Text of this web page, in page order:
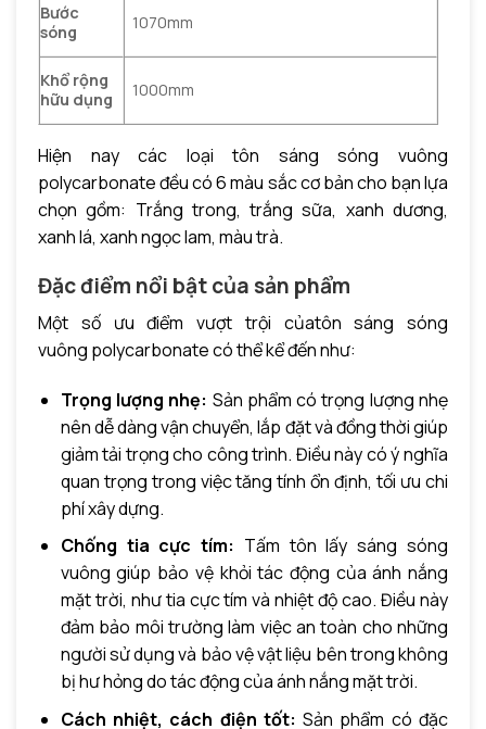
Bước
sóng
1070mm
Khổ rộng
hữu dụng
1000mm
Hiện nay các loại tôn sáng sóng vuông
polycarbonate đều có 6 màu sắc cơ bản cho bạn lựa
chọn gồm: Trắng trong, trắng sữa, xanh dương,
xanh lá, xanh ngọc lam, màu trà.
Đặc điểm nổi bật của sản phẩm
Một số ưu điểm vượt trội củatôn sáng sóng
vuông polycarbonate có thể kể đến như:
Trọng lượng nhẹ: Sản phẩm có trọng lượng nhẹ
nên dễ dàng vận chuyển, lắp đặt và đồng thời giúp
giảm tải trọng cho công trình. Điều này có ý nghĩa
quan trọng trong việc tăng tính ổn định, tối ưu chi
phí xây dựng.
Chống tia cực tím: Tấm tôn lấy sáng sóng
vuông giúp bảo vệ khỏi tác động của ánh nắng
mặt trời, như tia cực tím và nhiệt độ cao. Điều này
đảm bảo môi trường làm việc an toàn cho những
người sử dụng và bảo vệ vật liệu bên trong không
bị hư hỏng do tác động của ánh nắng mặt trời.
Cách nhiệt, cách điện tốt: Sản phẩm có đặc